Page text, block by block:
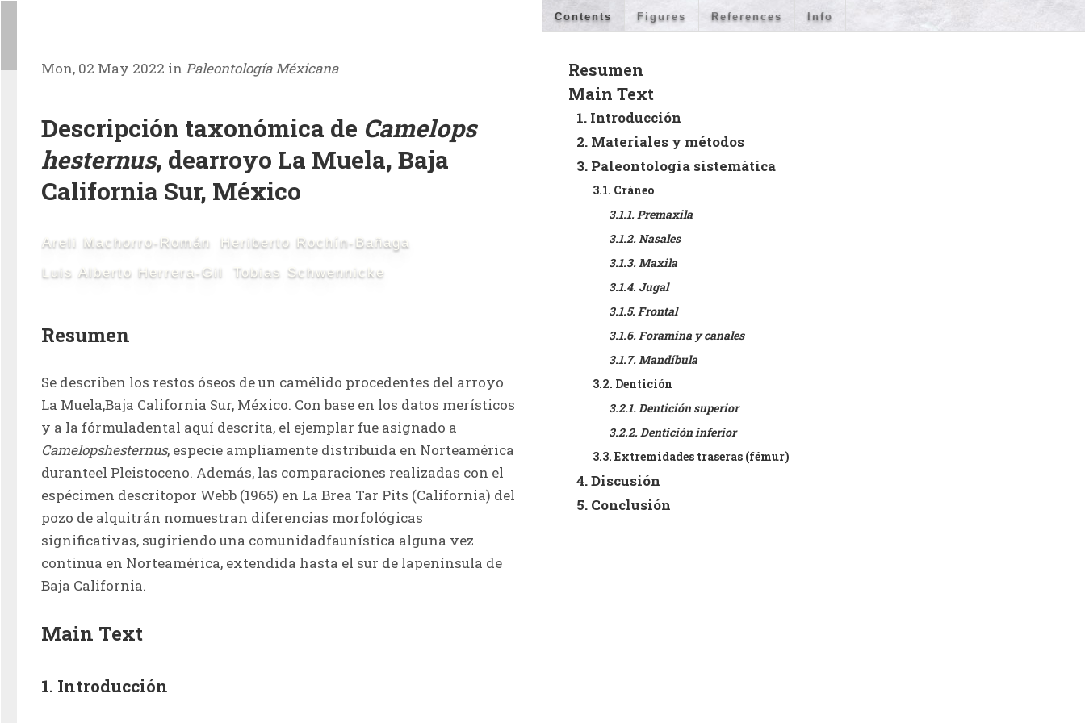
Mon, 02 May 2022 in Paleontología Méxicana
Descripción taxonómica de Camelops
hesternus, dearroyo La Muela, Baja
California Sur, México
Areli Machorro-Román
Heriberto Rochín-Bañaga
Luis Alberto Herrera-Gil
Tobias Schwennicke
Resumen
Se describen los restos óseos de un camélido procedentes del arroyo
La Muela,Baja California Sur, México. Con base en los datos merísticos
Camelopshesternus, especie ampliamente distribuida en Norteamérica
duranteel Pleistoceno. Además, las comparaciones realizadas con el
espécimen descritopor Webb (1965) en La Brea Tar Pits (California) del
pozo de alquitrán nomuestran diferencias morfológicas
significativas, sugiriendo una comunidadfaunística alguna vez
continua en Norteamérica, extendida hasta el sur de lapenínsula de
Baja California.
Main Text
1. Introducción
Resumen
Main Text
1. Introducción
2. Materiales y métodos
3. Paleontología sistemática
3.1. Cráneo
3.1.1. Premaxila
3.1.2. Nasales
3.1.3. Maxila
3.1.4. Jugal
3.1.5. Frontal
3.1.6. Foramina y canales
3.1.7. Mandíbula
3.2. Dentición
3.2.1. Dentición superior
3.2.2. Dentición inferior
3.3. Extremidades traseras (fémur)
4. Discusión
5. Conclusión
Contents Figures References Info